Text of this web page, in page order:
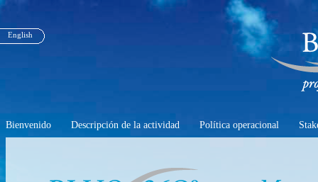
English
Bienvenido Descripción de la actividad Política operacional